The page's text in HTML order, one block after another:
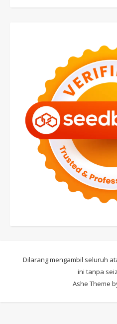
Dilarang mengambil seluruh
ini tanpa
Ashe Theme